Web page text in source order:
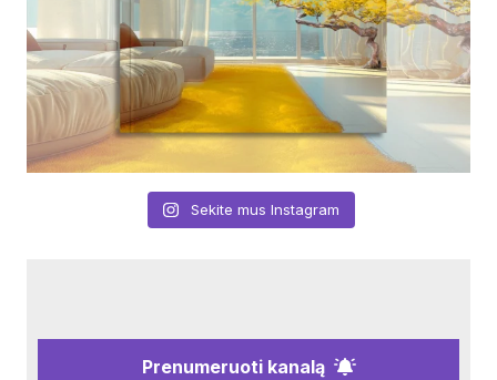
Sekite mus Instagram
Prenumeruoti kanalą